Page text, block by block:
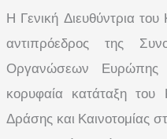
Η Γενική Διευθύντρια
αντιπρόεδρος της
Οργανώσεων Ευρώπης
κορυφαία κατάταξη
Δράσης και Καινοτομίας